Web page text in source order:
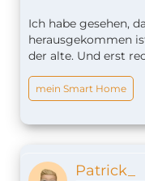
Ich habe gesehen,
herausgekommen
der alte. Und erst
mein Smart Home
Patrick_